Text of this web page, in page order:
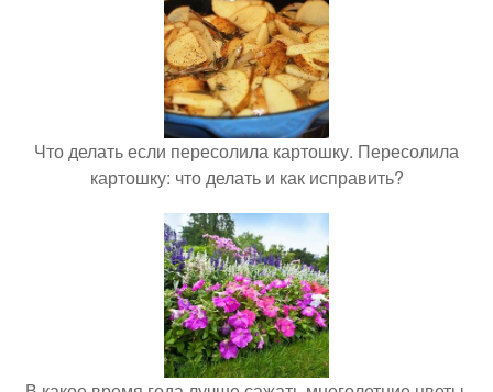
Что делать если пересолила картошку. Пересолила
картошку: что делать и как исправить?